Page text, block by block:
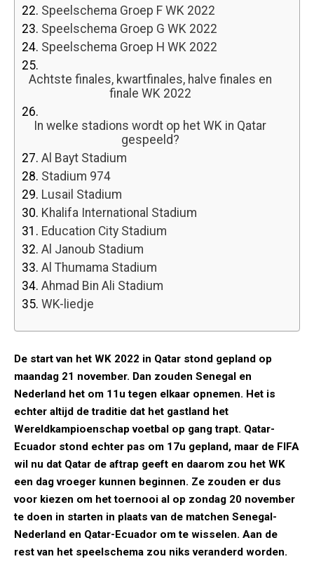
22. Speelschema Groep F WK 2022
23. Speelschema Groep G WK 2022
24. Speelschema Groep H WK 2022
25.
Achtste finales, kwartfinales, halve finales en
finale WK 2022
26.
In welke stadions wordt op het WK in Qatar
gespeeld?
27. Al Bayt Stadium
28. Stadium 974
29. Lusail Stadium
30. Khalifa International Stadium
31. Education City Stadium
32. Al Janoub Stadium
33. Al Thumama Stadium
34. Ahmad Bin Ali Stadium
35. WK-liedje
De start van het WK 2022 in Qatar stond gepland op
maandag 21 november. Dan zouden Senegal en
Nederland het om 11u tegen elkaar opnemen. Het is
echter altijd de traditie dat het gastland het
Wereldkampioenschap voetbal op gang trapt. Qatar-
Ecuador stond echter pas om 17u gepland, maar de FIFA
wil nu dat Qatar de aftrap geeft en daarom zou het WK
een dag vroeger kunnen beginnen. Ze zouden er dus
voor kiezen om het toernooi al op zondag 20 november
te doen in starten in plaats van de matchen Senegal-
Nederland en Qatar-Ecuador om te wisselen. Aan de
rest van het speelschema zou niks veranderd worden.